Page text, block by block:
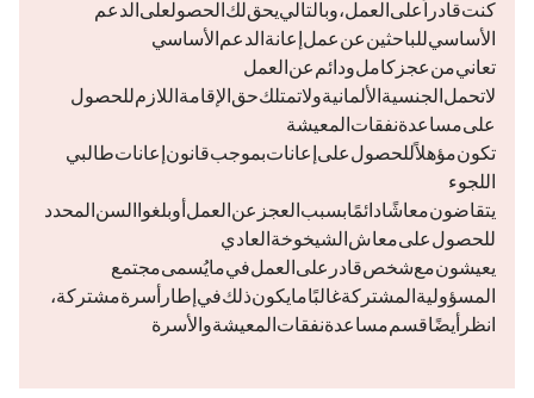
كنت قادراً على العمل، وبالتالي يحق لك الحصولعلى «الدعم
الأساسي للباحثين عن عمل» ( إعانة الدعم الأساسي
تعاني من عجز كامل ودائم عن العمل
لا تحمل الجنسية الألمانية ولا تمتلك حق الإقامة اللازم للحصول
على مساعدة نفقات المعيشة
تكون مؤهلاً للحصول على إعانات بموجب قانون إعانات طالبي
اللجوء
يتقاضون معاشًا دائمًا بسبب العجز عن العمل أو بلغوا السن المحدد
للحصول على معاش الشيخوخة العادي
يعيشون مع شخص قادر على العمل في ما يُسمى «مجتمع
المسؤولية المشتركة» (غالبًا ما يكون ذلك في إطار أسرة مشتركة،
انظر أيضًا قسم«مساعدة نفقات المعيشةوالأسرة»)